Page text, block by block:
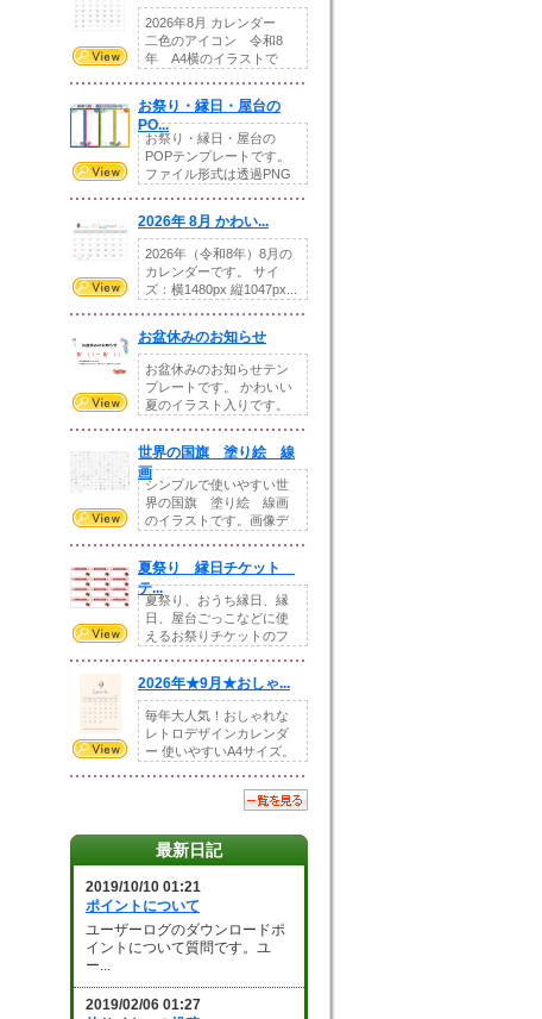
2026年8月 カレンダー
二色のアイコン 令和8
年 A4横のイラストで
お祭り・縁日・屋台の
PO...
お祭り・縁日・屋台の
POPテンプレートです。
ファイル形式は透過PNG
2026年 8月 かわい...
2026年（令和8年）8月の
カレンダーです。 サイ
ズ：横1480px 縦1047px...
お盆休みのお知らせ
お盆休みのお知らせテン
プレートです。 かわいい
夏のイラスト入りです。
世界の国旗 塗り絵 線
画
シンプルで使いやすい世
界の国旗 塗り絵 線画
のイラストです。画像デ
夏祭り 縁日チケット
テ...
夏祭り、おうち縁日、縁
日、屋台ごっこなどに使
えるお祭りチケットのフ
2026年★9月★おしゃ...
毎年大人気！おしゃれな
レトロデザインカレンダ
ー 使いやすいA4サイズ。
最新日記
2019/10/10 01:21
ポイントについて
ユーザーログのダウンロードポ
イントについて質問です。ユ
ー...
2019/02/06 01:27